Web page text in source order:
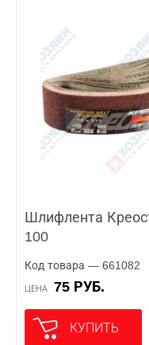
Шлифлента
100
Код товара — 661082
ЦЕНА 75 РУБ.
КУПИТЬ